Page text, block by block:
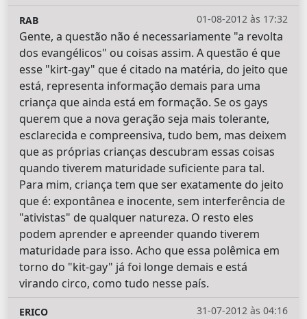
01-08-2012 às 17:32
RAB
Gente, a questão não é necessariamente "a revolta
dos evangélicos" ou coisas assim. A questão é que
esse "kirt-gay" que é citado na matéria, do jeito que
está, representa informação demais para uma
criança que ainda está em formação. Se os gays
querem que a nova geração seja mais tolerante,
esclarecida e compreensiva, tudo bem, mas deixem
que as próprias crianças descubram essas coisas
quando tiverem maturidade suficiente para tal.
Para mim, criança tem que ser exatamente do jeito
que é: expontânea e inocente, sem interferência de
"ativistas" de qualquer natureza. O resto eles
podem aprender e apreender quando tiverem
maturidade para isso. Acho que essa polêmica em
torno do "kit-gay" já foi longe demais e está
virando circo, como tudo nesse país.
31-07-2012 às 04:16
ERICO